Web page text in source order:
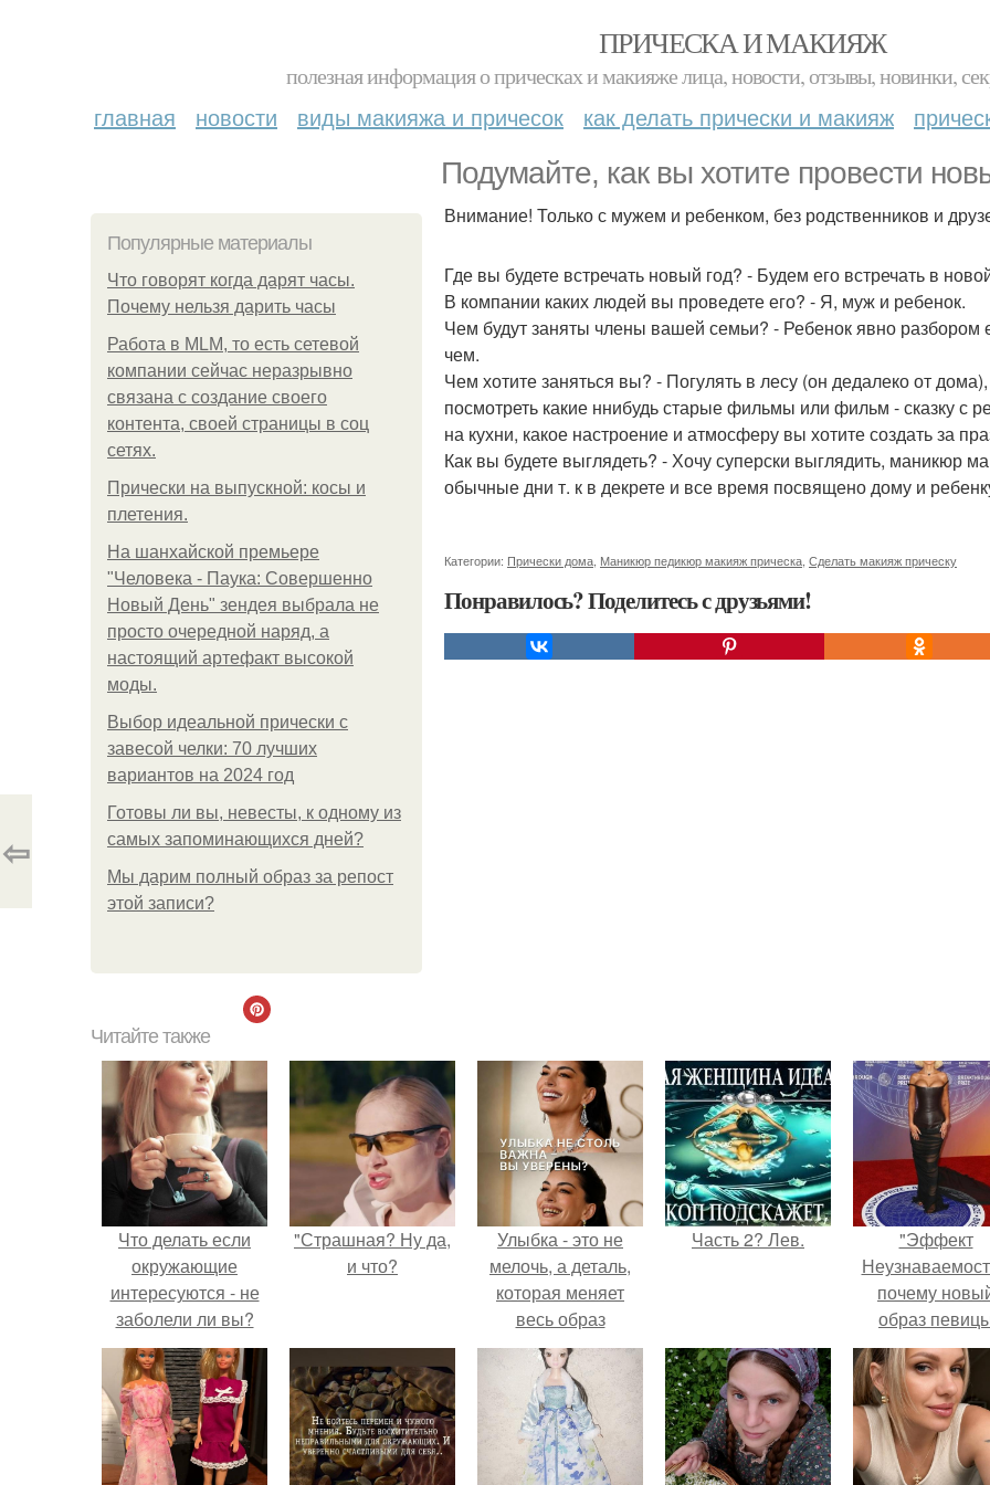
ПРИЧЕСКА И МАКИЯЖ
полезная информация о прическах и макияже лица, новости, отзывы, новинки,
главная новости виды макияжа и причесок как делать прически и макияж
Подумайте, как вы хотите провести
Популярные материалы
Что говорят когда дарят часы.
Почему нельзя дарить часы
Работа в MLM, то есть сетевой
компании сейчас неразрывно
связана с создание своего
контента, своей страницы в соц
сетях.
Прически на выпускной: косы и
плетения.
На шанхайской премьере
"Человека - Паука: Совершенно
Новый День" зендея выбрала не
просто очередной наряд, а
настоящий артефакт высокой
моды.
Выбор идеальной прически с
завесой челки: 70 лучших
вариантов на 2024 год
Готовы ли вы, невесты, к одному из
самых запоминающихся дней?
Мы дарим полный образ за репост
этой записи?
Внимание! Только с мужем и ребенком, без родственников и
Где вы будете встречать новый год? - Будем его встречать в
В компании каких людей вы проведете его? - Я, муж и ребенок.
Чем будут заняты члены вашей семьи? - Ребенок явно разбором
чем.
Чем хотите заняться вы? - Погулять в лесу (он дедалеко от
посмотреть какие ннибудь старые фильмы или фильм - сказку с
на кухни, какое настроение и атмосферу вы хотите создать за
Как вы будете выглядеть? - Хочу суперски выглядить, маникюр
обычные дни т. к в декрете и все время посвящено дому и
Категории: Прически дома Маникюр педикюр макияж прическа Сделать макияж прическу
Понравилось? Поделитесь с друзьями!
⇦
Читайте также
Что делать если
окружающие
интересуются - не
заболели ли вы?
"Страшная? Ну да,
и что?
Улыбка - это не
мелочь, а деталь,
которая меняет
весь образ
человека.
Часть 2? Лев.
"Эффект
почему
образ
вызвал
гранях
возможного?